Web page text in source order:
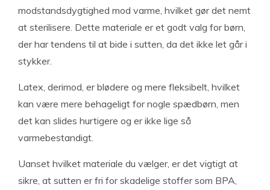
modstandsdygtighed mod varme, hvilket gør det nemt
at sterilisere. Dette materiale er et godt valg for børn,
der har tendens til at bide i sutten, da det ikke let går i
stykker.
Latex, derimod, er blødere og mere fleksibelt, hvilket
kan være mere behageligt for nogle spædbørn, men
det kan slides hurtigere og er ikke lige så
varmebestandigt.
Uanset hvilket materiale du vælger, er det vigtigt at
sikre, at sutten er fri for skadelige stoffer som BPA,